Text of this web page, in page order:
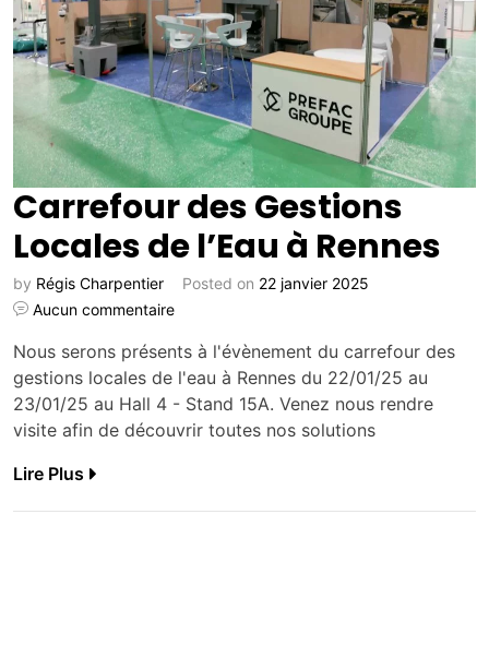
Carrefour des Gestions
Locales de l’Eau à Rennes
by Régis Charpentier Posted on 22 janvier 2025
Aucun commentaire
Nous serons présents à l'évènement du carrefour des
gestions locales de l'eau à Rennes du 22/01/25 au
23/01/25 au Hall 4 - Stand 15A. Venez nous rendre
visite afin de découvrir toutes nos solutions
Lire Plus